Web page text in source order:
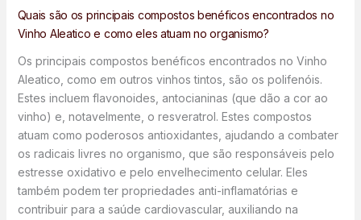
Quais são os principais compostos benéficos encontrados no
Vinho Aleatico e como eles atuam no organismo?
Os principais compostos benéficos encontrados no Vinho
Aleatico, como em outros vinhos tintos, são os polifenóis.
Estes incluem flavonoides, antocianinas (que dão a cor ao
vinho) e, notavelmente, o resveratrol. Estes compostos
atuam como poderosos antioxidantes, ajudando a combater
os radicais livres no organismo, que são responsáveis pelo
estresse oxidativo e pelo envelhecimento celular. Eles
também podem ter propriedades anti-inflamatórias e
contribuir para a saúde cardiovascular, auxiliando na